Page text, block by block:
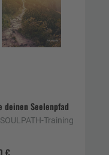
deinen Seelenpfad
€
Training